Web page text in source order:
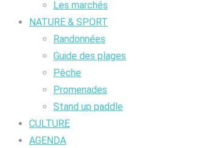
Les marchés
NATURE & SPORT
Randonnées
Guide des plages
Pêche
Promenades
Stand up paddle
CULTURE
AGENDA